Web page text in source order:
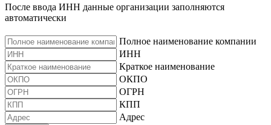
После ввода ИНН данные организации заполняются
автоматически
Полное наименование компании
ИНН
Краткое наименование
ОКПО
ОГРН
КПП
Адрес